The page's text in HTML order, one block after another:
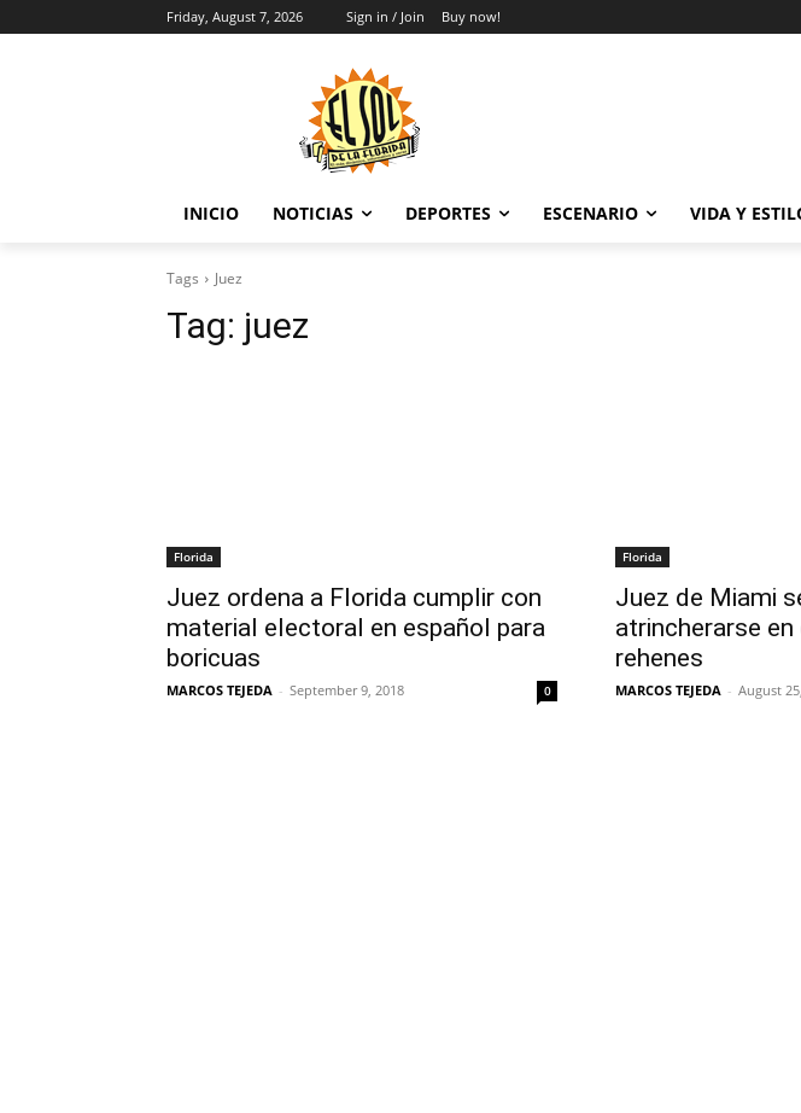
Friday, August 7, 2026 Sign in / Join Buy now!
INICIO NOTICIAS DEPORTES ESCENARIO VIDA Y
Tags Juez
Tag: juez
Florida
Juez ordena a Florida cumplir con
material electoral en español para
boricuas
MARCOS TEJEDA - September 9, 2018 0
Florida
Juez de Miami
atrincherarse
rehenes
MARCOS TEJEDA - August